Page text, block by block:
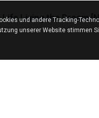
und andere Tracking-
unserer Website stimmen